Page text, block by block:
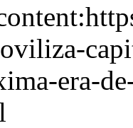
era-